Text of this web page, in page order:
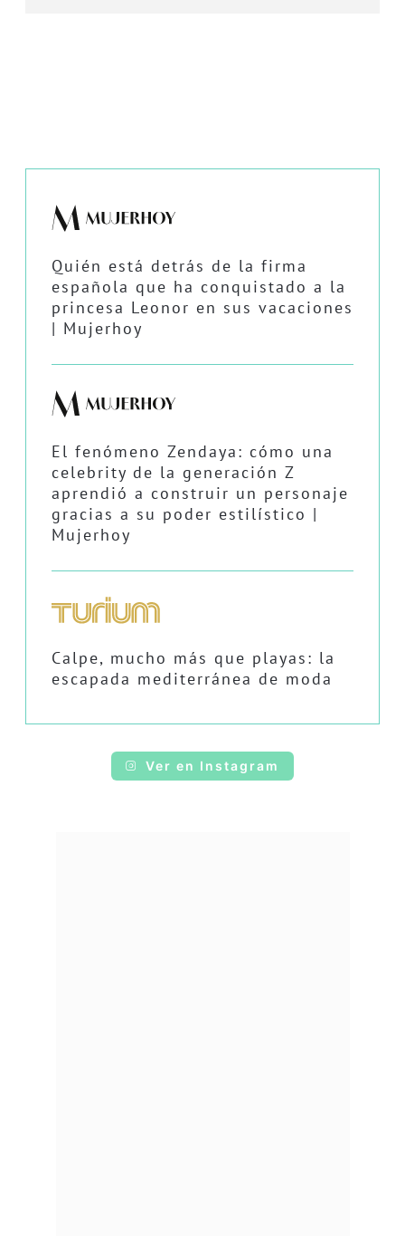
Quién está detrás de la firma
española que ha conquistado a la
princesa Leonor en sus vacaciones
| Mujerhoy
El fenómeno Zendaya: cómo una
celebrity de la generación Z
aprendió a construir un personaje
gracias a su poder estilístico |
Mujerhoy
Calpe, mucho más que playas: la
escapada mediterránea de moda
Ver en Instagram